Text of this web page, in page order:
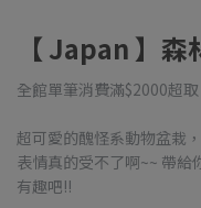
【 Japan 】
全館單筆消費滿$2000超
超可愛的醜怪系動物盆栽
表情真的受不了啊~~ 帶給
有趣吧!!